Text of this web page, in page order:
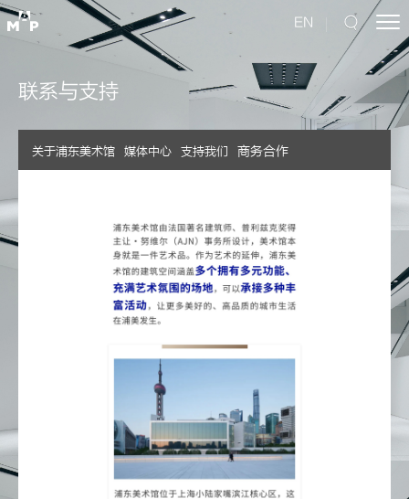
EN
联系与支持
关于浦东美术馆 媒体中心 支持我们 商务合作